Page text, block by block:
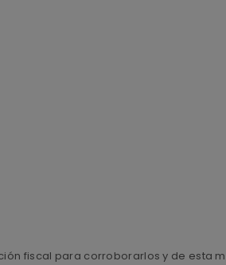
fiscal para corroborarlos y de esta